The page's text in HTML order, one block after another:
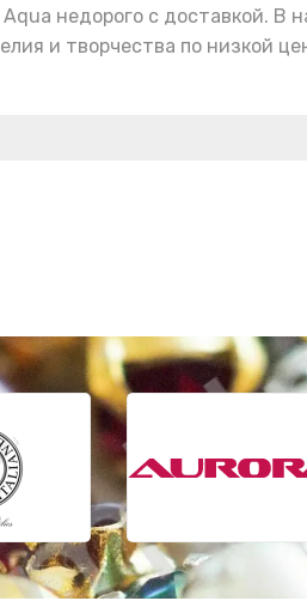
недорого с доставкой. В
и творчества по низкой